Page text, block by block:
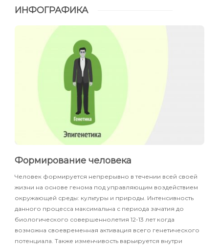
ИНФОГРАФИКА
Формирование человека
Человек формируется непрерывно в течении всей своей
жизни на основе генома под управляющим воздействием
окружающей среды: культуры и природы. Интенсивность
данного процесса максимальна с периода зачатия до
биологического совершеннолетия 12-13 лет когда
возможна своевременная активация всего генетического
потенциала. Также изменчивость варьируется внутри